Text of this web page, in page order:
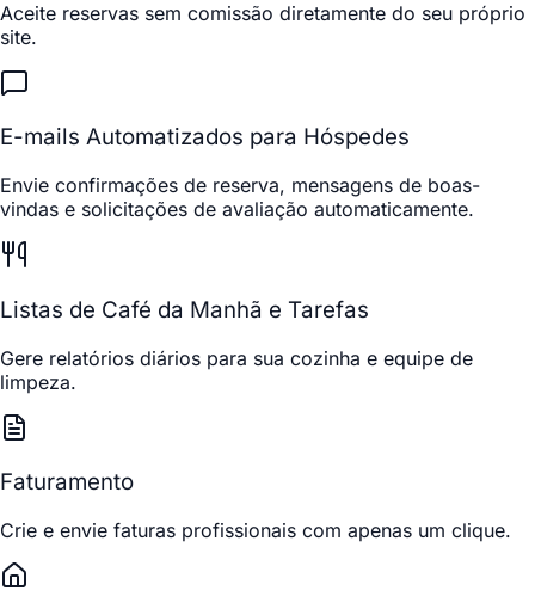
Aceite reservas sem comissão diretamente do seu próprio
site.
E-mails Automatizados para Hóspedes
Envie confirmações de reserva, mensagens de boas-
vindas e solicitações de avaliação automaticamente.
Listas de Café da Manhã e Tarefas
Gere relatórios diários para sua cozinha e equipe de
limpeza.
Faturamento
Crie e envie faturas profissionais com apenas um clique.